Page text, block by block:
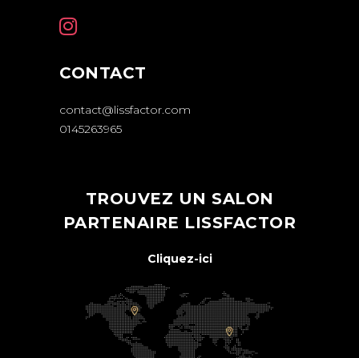
CONTACT
contact@lissfactor.com
0145263965
TROUVEZ UN SALON
PARTENAIRE LISSFACTOR
Cliquez-ici